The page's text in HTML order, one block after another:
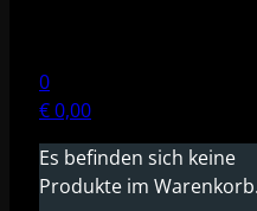
0
€0,00
Es befinden sich keine
Produkte im Warenkorb.